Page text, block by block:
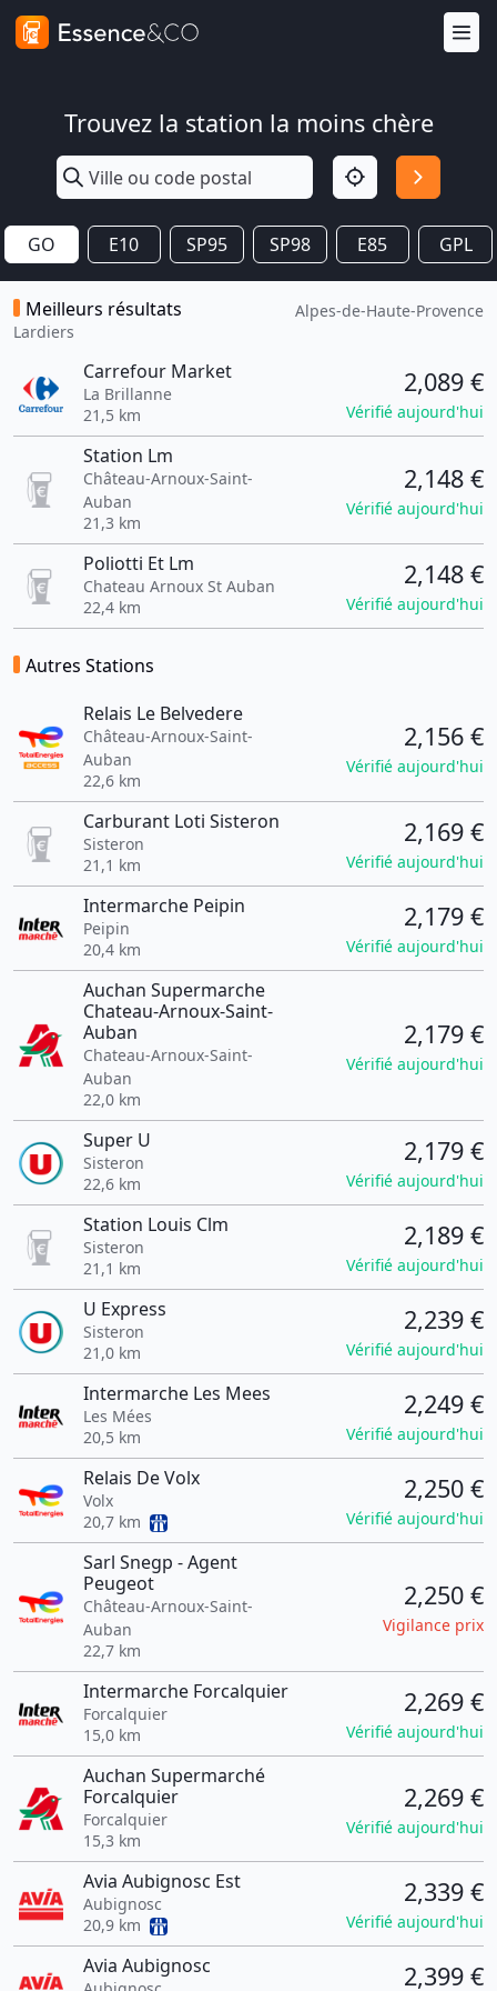
Trouvez la station la moins chère
GO E10 SP95 SP98 E85 GPL
Meilleurs résultats
Lardiers
Alpes-de-Haute-Provence
Carrefour Market
La Brillanne
21,5 km
2,089 €
Vérifié aujourd'hui
Station Lm
Château-Arnoux-Saint-
Auban
21,3 km
2,148 €
Vérifié aujourd'hui
Poliotti Et Lm
Chateau Arnoux St Auban
22,4 km
2,148 €
Vérifié aujourd'hui
Autres Stations
Relais Le Belvedere
Château-Arnoux-Saint-
Auban
22,6 km
2,156 €
Vérifié aujourd'hui
Carburant Loti Sisteron
Sisteron
21,1 km
2,169 €
Vérifié aujourd'hui
Intermarche Peipin
Peipin
20,4 km
2,179 €
Vérifié aujourd'hui
Auchan Supermarche
Chateau-Arnoux-Saint-
Auban
Chateau-Arnoux-Saint-
Auban
22,0 km
2,179 €
Vérifié aujourd'hui
Super U
Sisteron
22,6 km
2,179 €
Vérifié aujourd'hui
Station Louis Clm
Sisteron
21,1 km
2,189 €
Vérifié aujourd'hui
U Express
Sisteron
21,0 km
2,239 €
Vérifié aujourd'hui
Intermarche Les Mees
Les Mées
20,5 km
2,249 €
Vérifié aujourd'hui
Relais De Volx
Volx
20,7 km
2,250 €
Vérifié aujourd'hui
Sarl Snegp - Agent
Peugeot
Château-Arnoux-Saint-
Auban
22,7 km
2,250 €
Vigilance prix
Intermarche Forcalquier
Forcalquier
15,0 km
2,269 €
Vérifié aujourd'hui
Auchan Supermarché
Forcalquier
Forcalquier
15,3 km
2,269 €
Vérifié aujourd'hui
Avia Aubignosc Est
Aubignosc
20,9 km
2,339 €
Vérifié aujourd'hui
Avia Aubignosc 2,399 €